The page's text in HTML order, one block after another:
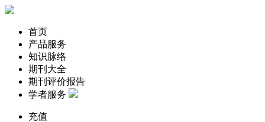
首页
产品服务
知识脉络
期刊大全
期刊评价报告
学者服务
充值